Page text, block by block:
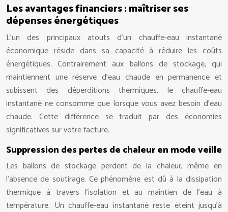
Les avantages financiers : maîtriser ses
dépenses énergétiques
L’un des principaux atouts d’un chauffe-eau instantané
économique réside dans sa capacité à réduire les coûts
énergétiques. Contrairement aux ballons de stockage, qui
maintiennent une réserve d’eau chaude en permanence et
subissent des déperditions thermiques, le chauffe-eau
instantané ne consomme que lorsque vous avez besoin d’eau
chaude. Cette différence se traduit par des économies
significatives sur votre facture.
Suppression des pertes de chaleur en mode veille
Les ballons de stockage perdent de la chaleur, même en
l’absence de soutirage. Ce phénomène est dû à la dissipation
thermique à travers l’isolation et au maintien de l’eau à
température. Un chauffe-eau instantané reste éteint jusqu’à